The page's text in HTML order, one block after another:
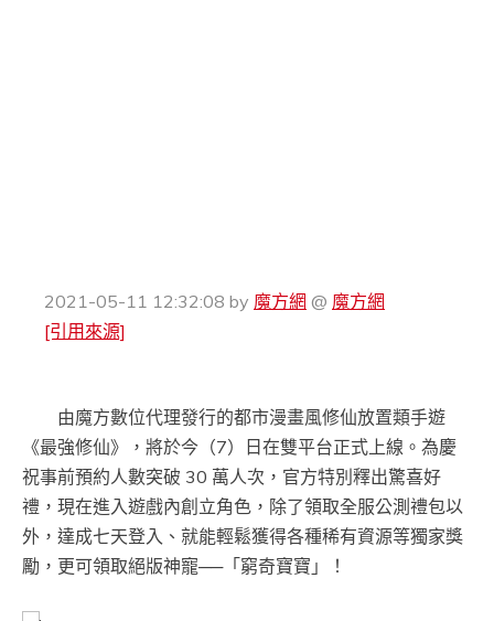
2021-05-11 12:32:08 by 魔方網 @ 魔方網
[引用來源]
由魔方數位代理發行的都市漫畫風修仙放置類手遊
《最強修仙》，將於今 （7） 日在雙平台正式上線。為慶
祝事前預約人數突破 30 萬人次，官方特別釋出驚喜好
禮，現在進入遊戲內創立角色，除了領取全服公測禮包以
外，達成七天登入、就能輕鬆獲得各種稀有資源等獨家獎
勵，更可領取絕版神寵──「窮奇寶寶」！